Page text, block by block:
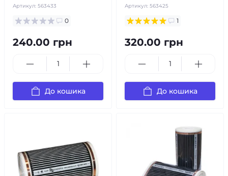
Артикул: 563433
0
240.00 грн
До кошика
Артикул: 563425
1
320.00 грн
До кошика